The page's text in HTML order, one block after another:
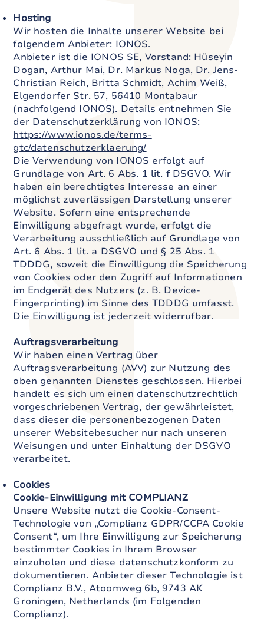
Hosting
Wir hosten die Inhalte unserer Website bei
folgendem Anbieter: IONOS.
Anbieter ist die IONOS SE, Vorstand: Hüseyin
Dogan, Arthur Mai, Dr. Markus Noga, Dr. Jens-
Christian Reich, Britta Schmidt, Achim Weiß,
Elgendorfer Str. 57, 56410 Montabaur
(nachfolgend IONOS). Details entnehmen Sie
der Datenschutzerklärung von IONOS:
https://www.ionos.de/terms-
gtc/datenschutzerklaerung/
Die Verwendung von IONOS erfolgt auf
Grundlage von Art. 6 Abs. 1 lit. f DSGVO. Wir
haben ein berechtigtes Interesse an einer
möglichst zuverlässigen Darstellung unserer
Website. Sofern eine entsprechende
Einwilligung abgefragt wurde, erfolgt die
Verarbeitung ausschließlich auf Grundlage von
Art. 6 Abs. 1 lit. a DSGVO und § 25 Abs. 1
TDDDG, soweit die Einwilligung die Speicherung
von Cookies oder den Zugriff auf Informationen
im Endgerät des Nutzers (z. B. Device-
Fingerprinting) im Sinne des TDDDG umfasst.
Die Einwilligung ist jederzeit widerrufbar.
Auftragsverarbeitung
Wir haben einen Vertrag über
Auftragsverarbeitung (AVV) zur Nutzung des
oben genannten Dienstes geschlossen. Hierbei
handelt es sich um einen datenschutzrechtlich
vorgeschriebenen Vertrag, der gewährleistet,
dass dieser die personenbezogenen Daten
unserer Websitebesucher nur nach unseren
Weisungen und unter Einhaltung der DSGVO
verarbeitet.
Cookies
Cookie-Einwilligung mit COMPLIANZ
Unsere Website nutzt die Cookie-Consent-
Technologie von „Complianz GDPR/CCPA Cookie
Consent“, um Ihre Einwilligung zur Speicherung
bestimmter Cookies in Ihrem Browser
einzuholen und diese datenschutzkonform zu
dokumentieren. Anbieter dieser Technologie ist
Complianz B.V., Atoomweg 6b, 9743 AK
Groningen, Netherlands (im Folgenden
Complianz).